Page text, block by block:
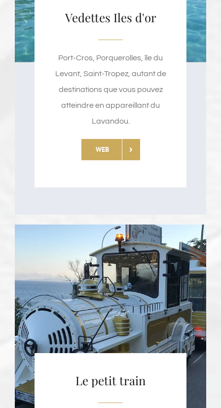
Vedettes Iles d'or
Port-Cros, Porquerolles, île du
Levant, Saint-Tropez, autant de
destinations que vous pouvez
atteindre en appareillant du
Lavandou.
WEB
Le petit train